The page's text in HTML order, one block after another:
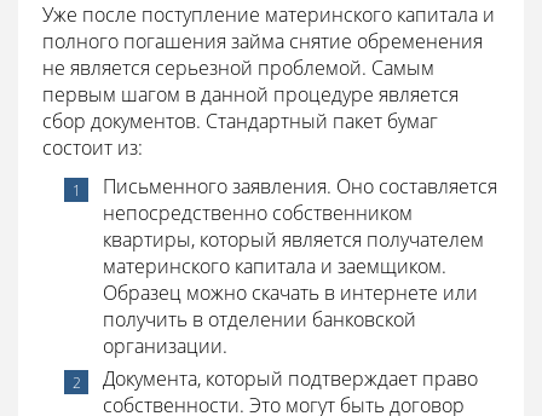
Уже после поступление материнского капитала и
полного погашения займа снятие обременения
не является серьезной проблемой. Самым
первым шагом в данной процедуре является
сбор документов. Стандартный пакет бумаг
состоит из:
Письменного заявления. Оно составляется
непосредственно собственником
квартиры, который является получателем
материнского капитала и заемщиком.
Образец можно скачать в интернете или
получить в отделении банковской
организации.
Документа, который подтверждает право
собственности. Это могут быть договор